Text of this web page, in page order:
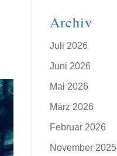
Archiv
Juli 2026
Juni 2026
Mai 2026
März 2026
Februar 2026
November 2025